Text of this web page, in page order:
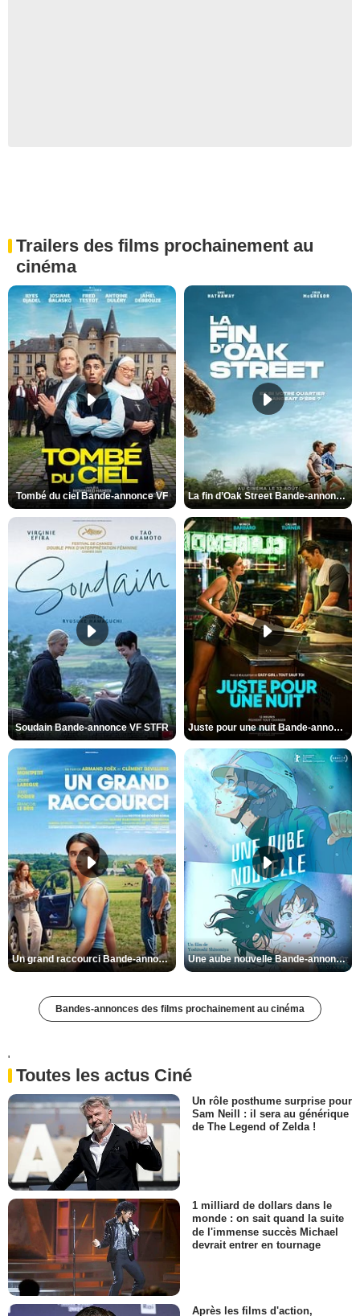
Trailers des films prochainement au
cinéma
Tombé du ciel Bande-annonce VF La fin d’Oak Street Bande-annonce VO STFR
Soudain Bande-annonce VF STFR Juste pour une nuit Bande-annonce VO STFR
Un grand raccourci Bande-annonce VF Une aube nouvelle Bande-annonce VO STFR
Bandes-annonces des films prochainement au cinéma
'
Toutes les actus Ciné
Un rôle posthume surprise pour
Sam Neill : il sera au générique
de The Legend of Zelda !
1 milliard de dollars dans le
monde : on sait quand la suite
de l'immense succès Michael
devrait entrer en tournage
Après les films d'action,